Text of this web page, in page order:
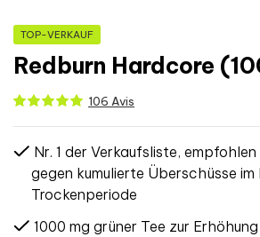
TOP-VERKAUF
Redburn Hardcore
106 Avis
Nr. 1 der Verkaufsliste,
gegen kumulierte Überschüsse im
Trockenperiode
1000 mg grüner Tee zur